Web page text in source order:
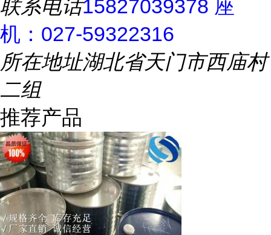
联系电话15827039378 座
机：027-59322316
所在地址湖北省天门市西庙村
二组
推荐产品